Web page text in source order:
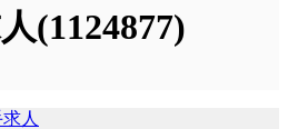
(1124877)
人